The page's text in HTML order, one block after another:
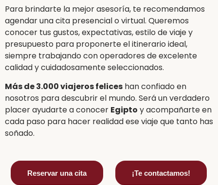
Para brindarte la mejor asesoría, te recomendamos
agendar una cita presencial o virtual. Queremos
conocer tus gustos, expectativas, estilo de viaje y
presupuesto para proponerte el itinerario ideal,
siempre trabajando con operadores de excelente
calidad y cuidadosamente seleccionados.
Más de 3.000 viajeros felices han confiado en
nosotros para descubrir el mundo. Será un verdadero
placer ayudarte a conocer Egipto y acompañarte en
cada paso para hacer realidad ese viaje que tanto has
soñado.
Reservar una cita ¡Te contactamos!